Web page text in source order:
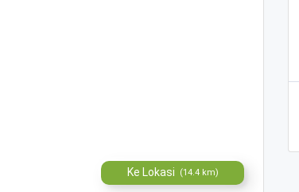
Ke Lokasi (14.4 km)